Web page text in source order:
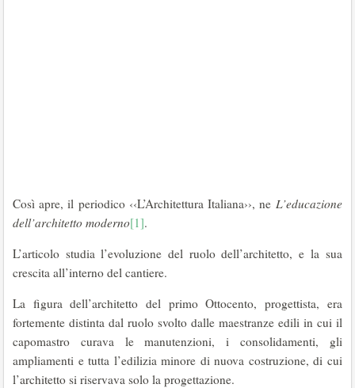
Così apre, il periodico ‹‹L’Architettura Italiana››, ne L’educazione
dell’architetto moderno[1].
L’articolo studia l’evoluzione del ruolo dell’architetto, e la sua
crescita all’interno del cantiere.
La figura dell’architetto del primo Ottocento, progettista, era
fortemente distinta dal ruolo svolto dalle maestranze edili in cui il
capomastro curava le manutenzioni, i consolidamenti, gli
ampliamenti e tutta l’edilizia minore di nuova costruzione, di cui
l’architetto si riservava solo la progettazione.